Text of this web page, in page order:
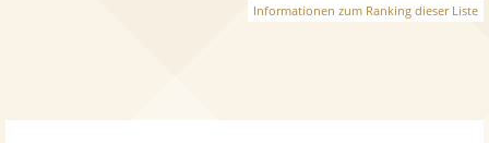
Informationen zum Ranking dieser Liste